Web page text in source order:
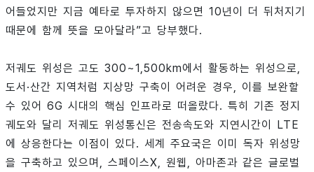
어들었지만 지금 예타로 투자하지 않으면 10년이 더 뒤처지기
때문에 함께 뜻을 모아달라”고 당부했다.
저궤도 위성은 고도 300~1,500km에서 활동하는 위성으로,
도서·산간 지역처럼 지상망 구축이 어려운 경우, 이를 보완할
수 있어 6G 시대의 핵심 인프라로 떠올랐다. 특히 기존 정지
궤도와 달리 저궤도 위성통신은 전송속도와 지연시간이 LTE
에 상응한다는 이점이 있다. 세계 주요국은 이미 독자 위성망
을 구축하고 있으며, 스페이스X, 원웹, 아마존과 같은 글로벌